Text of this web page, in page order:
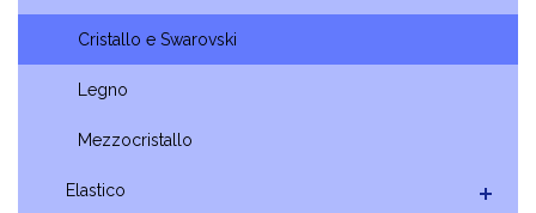
Cristallo e Swarovski
Legno
Mezzocristallo
Elastico